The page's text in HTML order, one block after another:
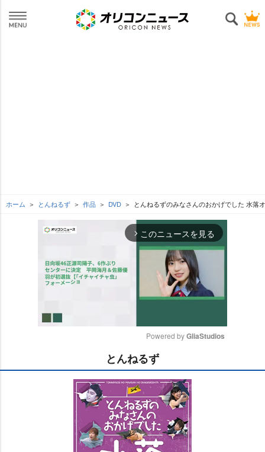
ホーム とんねるず 作品 DVD とんねるずのみなさんのおかげでした 水落
arrow_forward_ios このニュースを見る
u
t
e
Powered by GliaStudios
とんねるず